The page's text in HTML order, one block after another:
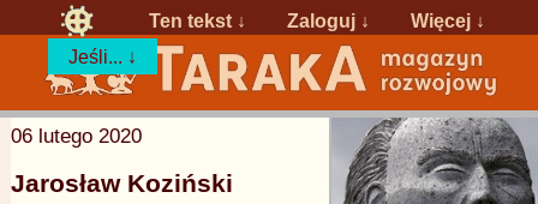
Ten tekst ↓ Zaloguj ↓
Więcej ↓
Jeśli... ↓
06 lutego 2020
Jarosław Koziński